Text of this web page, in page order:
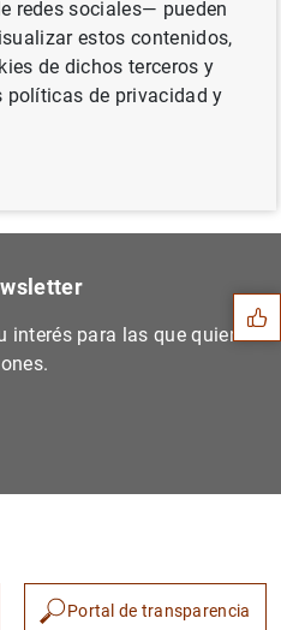
expectat...
Sugerencias
interés para las que quieres
Portal de transparencia
redes sociales— pueden
estos contenidos,
de dichos terceros y
políticas de privacidad y